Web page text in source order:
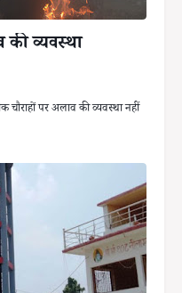
की व्यवस्था
चौराहों पर अलाव की व्यवस्था नहीं